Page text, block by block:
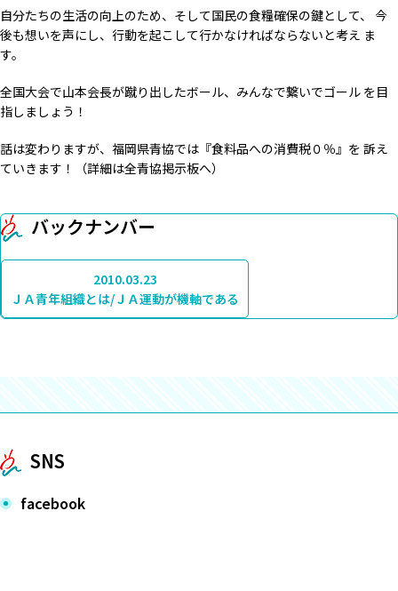
自分たちの生活の向上のため、そして国民の食糧確保の鍵として、 今
後も想いを声にし、行動を起こして行かなければならないと考え ま
す。
全国大会で山本会長が蹴り出したボール、みんなで繋いでゴール を目
指しましょう！
話は変わりますが、福岡県青協では『食料品への消費税０％』を 訴え
ていきます！（詳細は全青協掲示板へ）
バックナンバー
2010.03.23
ＪＡ青年組織とは/ＪＡ運動が機軸である
SNS
facebook